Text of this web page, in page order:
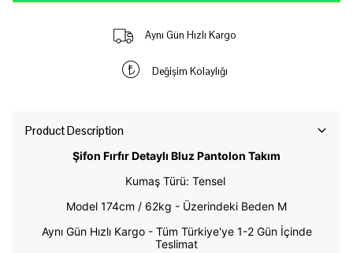
Aynı Gün Hızlı Kargo
Değişim Kolaylığı
Product Description
Şifon Fırfır Detaylı Bluz Pantolon Takım
Kumaş Türü: Tensel
Model 174cm / 62kg - Üzerindeki Beden M
Aynı Gün Hızlı Kargo - Tüm Türkiye'ye 1-2 Gün İçinde
Teslimat